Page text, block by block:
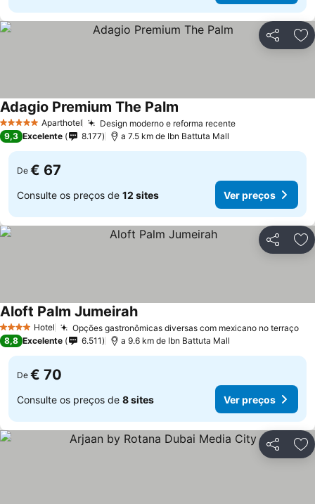
Partilhar
5 Estrelas Aparthotel Design moderno e reforma recente
Adagio Premium The Palm
9,3 Excelente 8.177 a 7.5 km de Ibn Battuta Mall
De € 67
Consulte os preços de 12 sites Ver preços
Partilhar
4 EstrelasHotel Opções gastronômicas diversas com mexicano no terraço
Aloft Palm Jumeirah
8,8 Excelente 6.511 a 9.6 km de Ibn Battuta Mall
De € 70
Consulte os preços de 8 sites Ver preços
Partilhar